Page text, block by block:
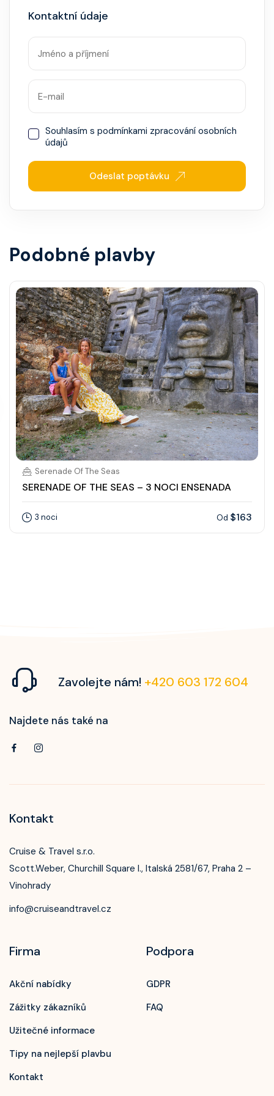
Kontaktní údaje
Souhlasím s podmínkami zpracování osobních
údajů
Odeslat poptávku
Podobné plavby
Serenade Of The Seas
SERENADE OF THE SEAS – 3 NOCI ENSENADA
3 noci Od $163
Zavolejte nám! +420 603 172 604
Najdete nás také na
Kontakt
Cruise & Travel s.r.o.
Scott.Weber, Churchill Square I., Italská 2581/67, Praha 2 –
Vinohrady
info@cruiseandtravel.cz
Firma
Akční nabídky
Zážitky zákazníků
Užitečné informace
Tipy na nejlepší plavbu
Kontakt
Podpora
GDPR
FAQ